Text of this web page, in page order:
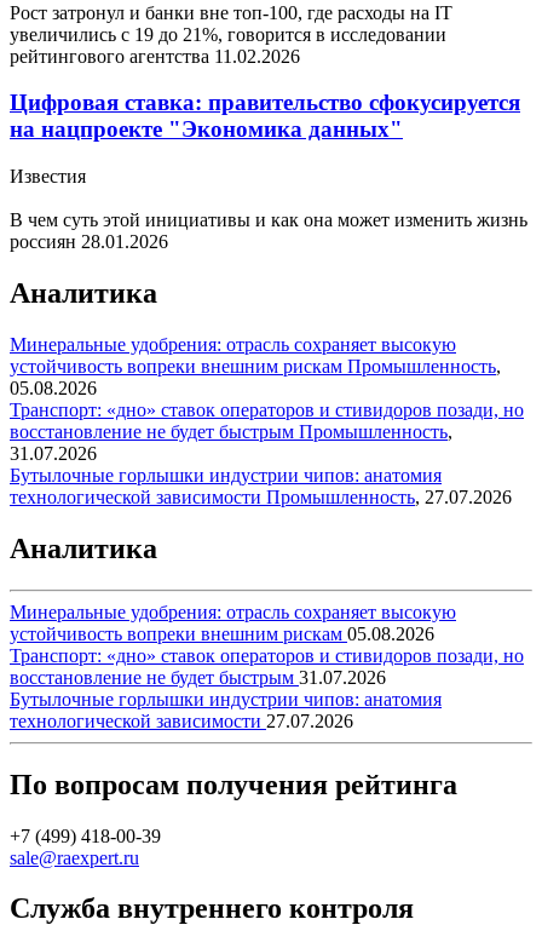
Рост затронул и банки вне топ-100, где расходы на IT
увеличились с 19 до 21%, говорится в исследовании
рейтингового агентства 11.02.2026
Цифровая ставка: правительство сфокусируется
на нацпроекте "Экономика данных"
Известия
В чем суть этой инициативы и как она может изменить жизнь
россиян 28.01.2026
Аналитика
Минеральные удобрения: отрасль сохраняет высокую
устойчивость вопреки внешним рискам Промышленность,
05.08.2026
Транспорт: «дно» ставок операторов и стивидоров позади, но
восстановление не будет быстрым Промышленность,
31.07.2026
Бутылочные горлышки индустрии чипов: анатомия
технологической зависимости Промышленность, 27.07.2026
Аналитика
Минеральные удобрения: отрасль сохраняет высокую
устойчивость вопреки внешним рискам 05.08.2026
Транспорт: «дно» ставок операторов и стивидоров позади, но
восстановление не будет быстрым 31.07.2026
Бутылочные горлышки индустрии чипов: анатомия
технологической зависимости 27.07.2026
По вопросам получения рейтинга
+7 (499) 418-00-39
sale@raexpert.ru
Служба внутреннего контроля